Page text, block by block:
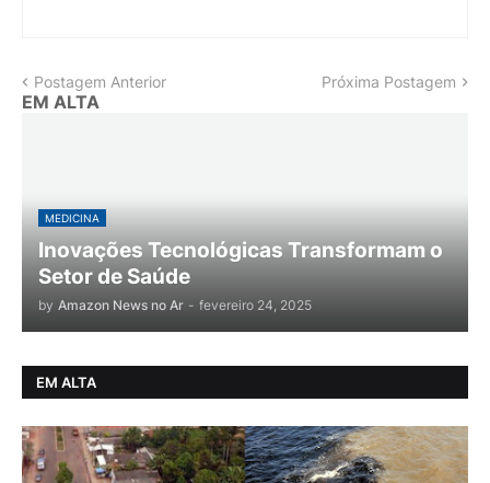
Postagem Anterior Próxima Postagem
EM ALTA
MEDICINA
Inovações Tecnológicas Transformam o
Setor de Saúde
by Amazon News no Ar - fevereiro 24, 2025
EM ALTA